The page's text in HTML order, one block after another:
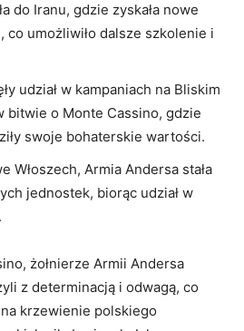
do Iranu, gdzie zyskała nowe
co umożliwiło dalsze szkolenie i
udział w kampaniach na Bliskim
bitwie o Monte Cassino, gdzie
swoje bohaterskie wartości.
Włoszech, Armia Andersa stała
jednostek, biorąc udział w
żołnierze Armii Andersa
z determinacją i odwagą, co
na krzewienie polskiego